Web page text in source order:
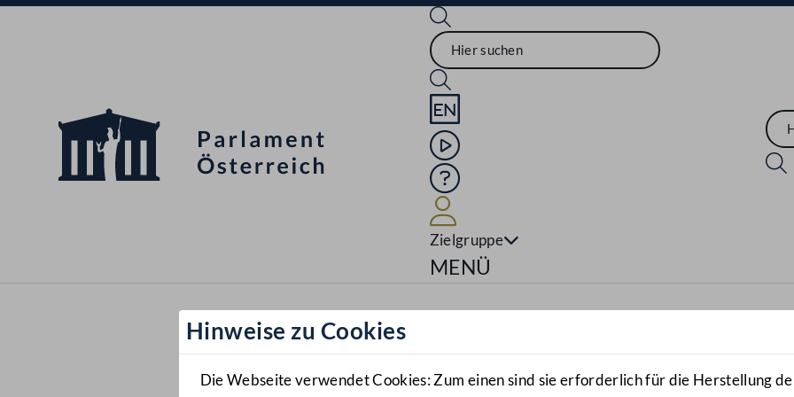
Sprache English
Mediathek
Hilfe
Zielgruppe
Navigationsmenü öffnen
MENÜ
Hinweise zu Cookies
Die Webseite verwendet Cookies: Zum einen sind sie erforderlich für die Herstellung